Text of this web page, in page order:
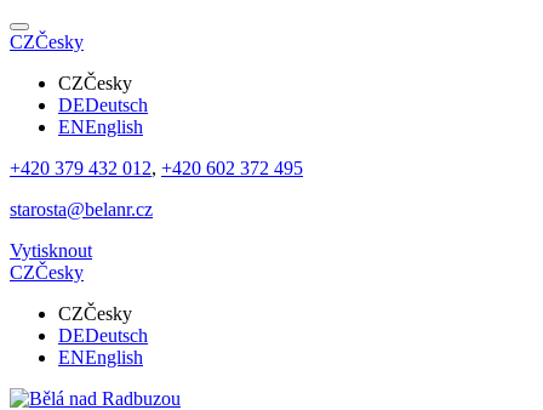
CZČesky
CZČesky
DEDeutsch
ENEnglish
+420 379 432 012, +420 602 372 495
starosta@belanr.cz
Vytisknout
CZČesky
CZČesky
DEDeutsch
ENEnglish